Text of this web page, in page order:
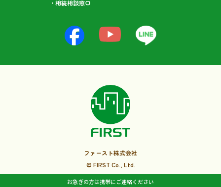
お急ぎの方は携帯にご連絡ください
ファースト株式会社
© FIRST Co., Ltd.
・相続相談⁩窓口